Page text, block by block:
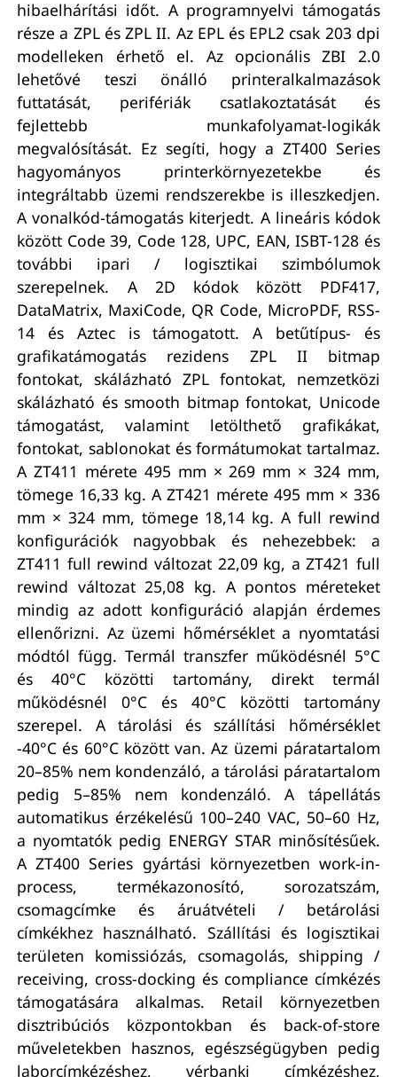
hibaelhárítási időt. A programnyelvi támogatás
része a ZPL és ZPL II. Az EPL és EPL2 csak 203 dpi
modelleken érhető el. Az opcionális ZBI 2.0
lehetővé teszi önálló printeralkalmazások
futtatását, perifériák csatlakoztatását és
fejlettebb munkafolyamat-logikák
megvalósítását. Ez segíti, hogy a ZT400 Series
hagyományos printerkörnyezetekbe és
integráltabb üzemi rendszerekbe is illeszkedjen.
A vonalkód-támogatás kiterjedt. A lineáris kódok
között Code 39, Code 128, UPC, EAN, ISBT-128 és
további ipari / logisztikai szimbólumok
szerepelnek. A 2D kódok között PDF417,
DataMatrix, MaxiCode, QR Code, MicroPDF, RSS-
14 és Aztec is támogatott. A betűtípus- és
grafikatámogatás rezidens ZPL II bitmap
fontokat, skálázható ZPL fontokat, nemzetközi
skálázható és smooth bitmap fontokat, Unicode
támogatást, valamint letölthető grafikákat,
fontokat, sablonokat és formátumokat tartalmaz.
A ZT411 mérete 495 mm × 269 mm × 324 mm,
tömege 16,33 kg. A ZT421 mérete 495 mm × 336
mm × 324 mm, tömege 18,14 kg. A full rewind
konfigurációk nagyobbak és nehezebbek: a
ZT411 full rewind változat 22,09 kg, a ZT421 full
rewind változat 25,08 kg. A pontos méreteket
mindig az adott konfiguráció alapján érdemes
ellenőrizni. Az üzemi hőmérséklet a nyomtatási
módtól függ. Termál transzfer működésnél 5°C
és 40°C közötti tartomány, direkt termál
működésnél 0°C és 40°C közötti tartomány
szerepel. A tárolási és szállítási hőmérséklet
-40°C és 60°C között van. Az üzemi páratartalom
20–85% nem kondenzáló, a tárolási páratartalom
pedig 5–85% nem kondenzáló. A tápellátás
automatikus érzékelésű 100–240 VAC, 50–60 Hz,
a nyomtatók pedig ENERGY STAR minősítésűek.
A ZT400 Series gyártási környezetben work-in-
process, termékazonosító, sorozatszám,
csomagcímke és áruátvételi / betárolási
címkékhez használható. Szállítási és logisztikai
területen komissiózás, csomagolás, shipping /
receiving, cross-docking és compliance címkézés
támogatására alkalmas. Retail környezetben
disztribúciós központokban és back-of-store
műveletekben hasznos, egészségügyben pedig
laborcímkézéshez, vérbanki címkézéshez,